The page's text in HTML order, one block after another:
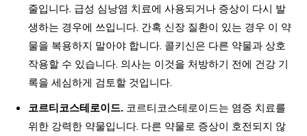
줄입니다. 급성 심낭염 치료에 사용되거나 증상이 다시 발
생하는 경우에 쓰입니다. 간혹 신장 질환이 있는 경우 이 약
물을 복용하지 말아야 합니다. 콜키신은 다른 약물과 상호
작용할 수 있습니다. 의사는 이것을 처방하기 전에 건강 기
록을 세심하게 검토할 것입니다.
코르티코스테로이드. 코르티코스테로이드는 염증 치료를
위한 강력한 약물입니다. 다른 약물로 증상이 호전되지 않